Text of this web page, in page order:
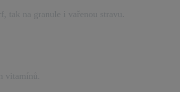
tak na granule i vařenou stravu.
vitamínů.